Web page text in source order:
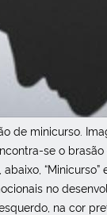
de minicurso.
se o brasão
no
na cor